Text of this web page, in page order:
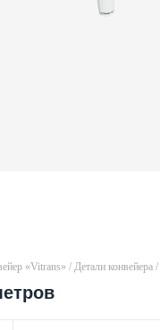
«Vitrans» / Детали конвейера/